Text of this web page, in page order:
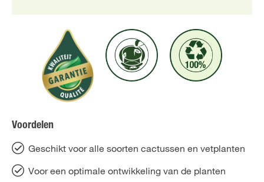
Voordelen
Geschikt voor alle soorten cactussen en vetplanten
Voor een optimale ontwikkeling van de planten